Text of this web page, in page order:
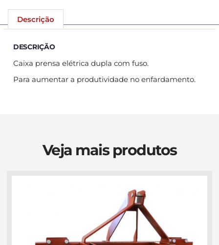
Descrição
DESCRIÇÃO
Caixa prensa elétrica dupla com fuso.
Para aumentar a produtividade no enfardamento.
Veja mais produtos